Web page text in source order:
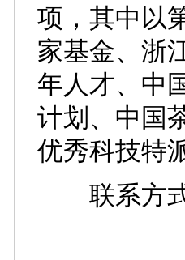
项，其中以
家基金、浙
年人才、中
计划、中国
优秀科技特
联系方式